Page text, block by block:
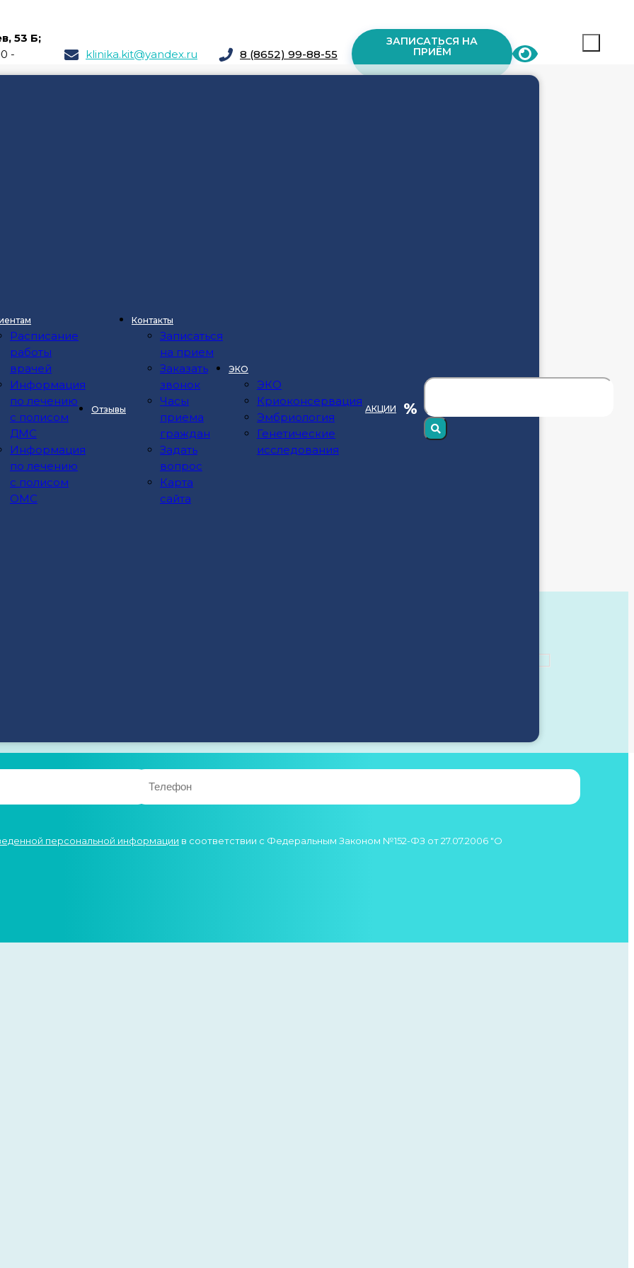
53 Б;
-
klinika.kit@yandex.ru 8 (8652) 99-88-55
ЗАПИСАТЬСЯ НА
ПРИЁМ
Расписание
работы
врачей
Информация
по лечению
с полисом
ДМС
Информация
по лечению
с полисом
ОМС
Отзывы АКЦИИ
Контакты
Записаться
на прием
Заказать
звонок
Часы
приема
граждан
Задать
вопрос
Карта
сайта
ЭКО
ЭКО
Криоконсервация
Эмбриология
Генетические
исследования
ХИРУРГИИ В КЛИНИКЕ «КИТ»
очень востребованная ветвь
БЛИЖАЙШЕЕ ВРЕМЯ
персональной информации в соответствии с Федеральным Законом №152-ФЗ от 27.07.2006 "О